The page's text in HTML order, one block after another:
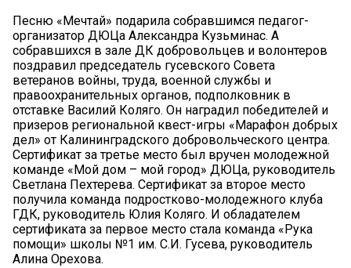
Песню «Мечтай» подарила собравшимся педагог-
организатор ДЮЦа Александра Кузьминас. А
собравшихся в зале ДК добровольцев и волонтеров
поздравил председатель гусевского Совета
ветеранов войны, труда, военной службы и
правоохранительных органов, подполковник в
отставке Василий Коляго. Он наградил победителей и
призеров региональной квест-игры «Марафон добрых
дел» от Калининградского добровольческого центра.
Сертификат за третье место был вручен молодежной
команде «Мой дом – мой город» ДЮЦа, руководитель
Светлана Пехтерева. Сертификат за второе место
получила команда подростково-молодежного клуба
ГДК, руководитель Юлия Коляго. И обладателем
сертификата за первое место стала команда «Рука
помощи» школы №1 им. С.И. Гусева, руководитель
Алина Орехова.